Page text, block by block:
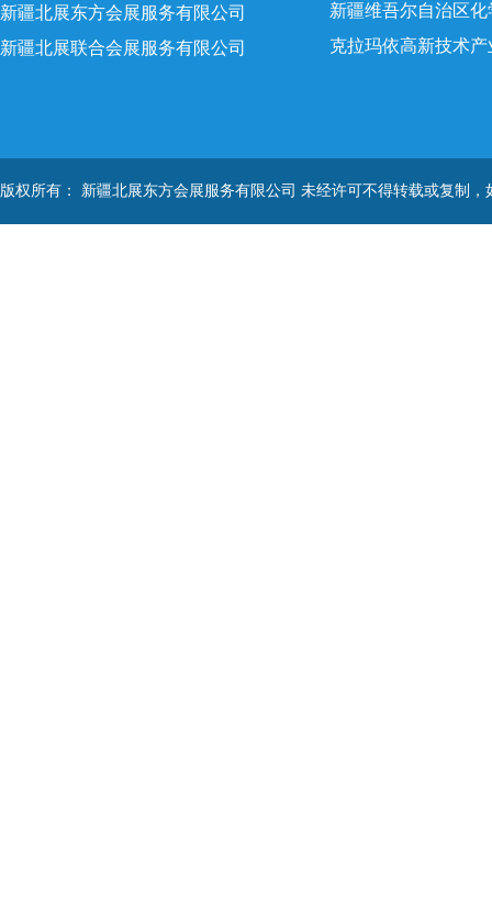
新疆北展东方会展服务有限公司
新疆北展联合会展服务有限公司
新疆维吾尔自治区化
克拉玛依高新技术
版权所有： 新疆北展东方会展服务有限公司 未经许可不得转载或复制